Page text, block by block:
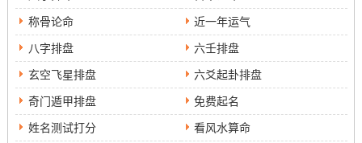
称骨论命 近一年运气
八字排盘 六壬排盘
玄空飞星排盘 六爻起卦排盘
奇门遁甲排盘 免费起名
姓名测试打分 看风水算命